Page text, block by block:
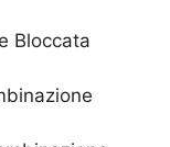
Bloccata